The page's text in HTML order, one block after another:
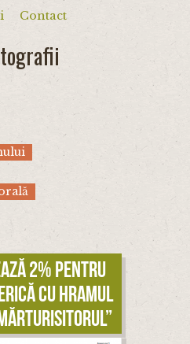
Contact
2% pentru
cu hramul
Mărturisitorul”